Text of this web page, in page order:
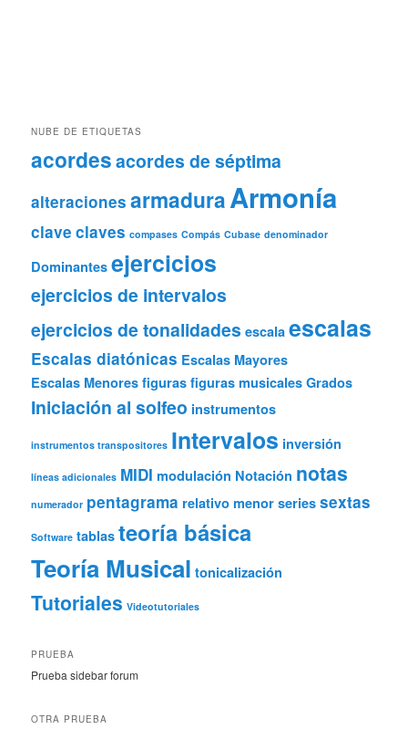
NUBE DE ETIQUETAS
acordesacordes de séptima
alteraciones armaduraArmonía
clave claves compases Compás Cubase denominador
Dominantes ejercicios
ejercicios de intervalos
ejercicios de tonalidades escala escalas
Escalas diatónicas Escalas Mayores
Escalas Menores figuras figuras musicales Grados
Iniciación al solfeo instrumentos
instrumentos transpositores Intervalos inversión
líneas adicionales MIDI modulación Notación notas
numerador pentagrama relativo menor series sextas
Software tablas teoría básica
Teoría Musical tonicalización
Tutoriales Videotutoriales
PRUEBA
Prueba sidebar forum
OTRA PRUEBA